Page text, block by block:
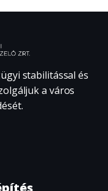
stabilitással és
a város